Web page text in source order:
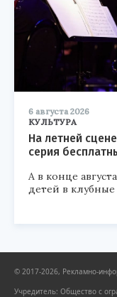
6 августа 2026
КУЛЬТУРА
На летней
серия
А в конце
детей в
© 2017-2026, Рекламно-
Учредитель: Общество с